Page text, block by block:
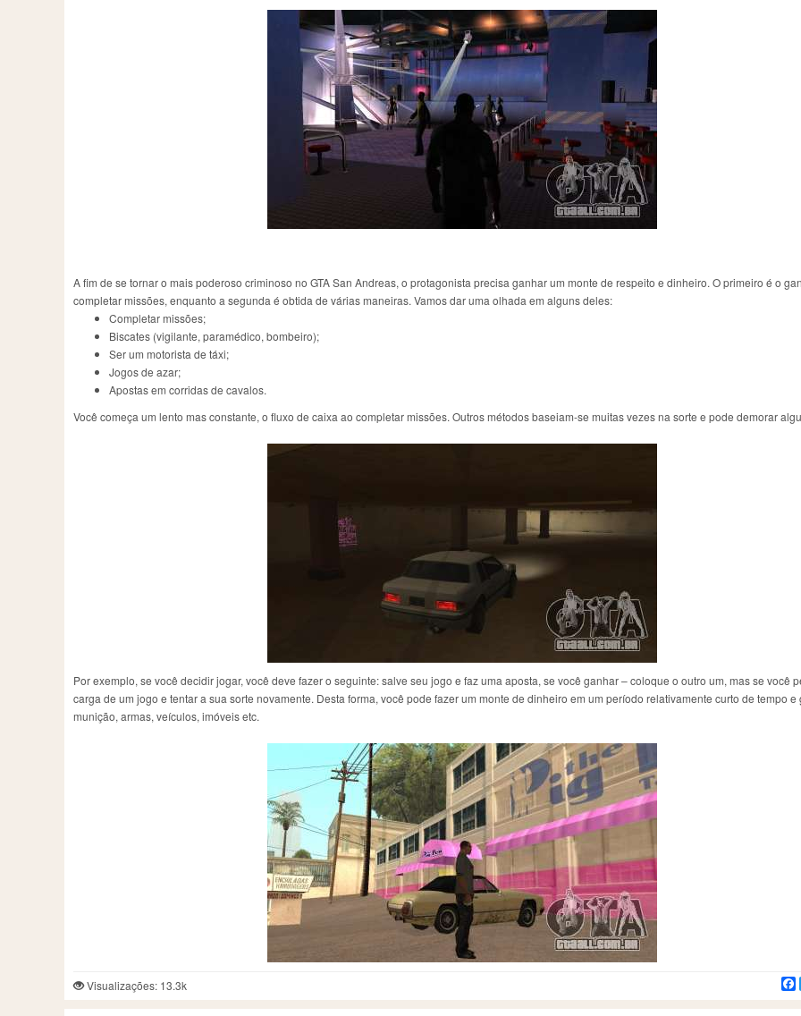
A fim de se tornar o mais poderoso criminoso no GTA San Andreas, o protagonista precisa ganhar um monte de respeito e dinheiro. O primeiro é o
completar missões, enquanto a segunda é obtida de várias maneiras. Vamos dar uma olhada em alguns deles:
Completar missões;
Biscates (vigilante, paramédico, bombeiro);
Ser um motorista de táxi;
Jogos de azar;
Apostas em corridas de cavalos.
Você começa um lento mas constante, o fluxo de caixa ao completar missões. Outros métodos baseiam-se muitas vezes na sorte e pode demorar
Por exemplo, se você decidir jogar, você deve fazer o seguinte: salve seu jogo e faz uma aposta, se você ganhar – coloque o outro um, mas se você
carga de um jogo e tentar a sua sorte novamente. Desta forma, você pode fazer um monte de dinheiro em um período relativamente curto de tempo e
munição, armas, veículos, imóveis etc.
Visualizações: 13.3k